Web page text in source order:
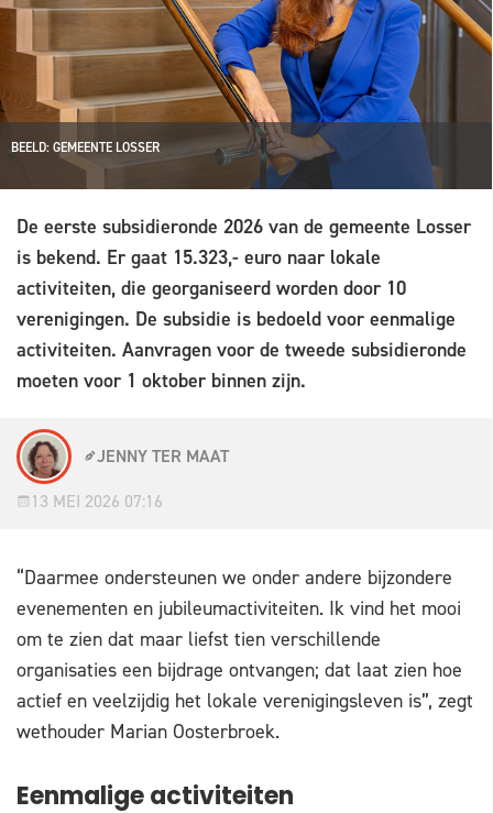
BEELD: GEMEENTE LOSSER
De eerste subsidieronde 2026 van de gemeente Losser
is bekend. Er gaat 15.323,- euro naar lokale
activiteiten, die georganiseerd worden door 10
verenigingen. De subsidie is bedoeld voor eenmalige
activiteiten. Aanvragen voor de tweede subsidieronde
moeten voor 1 oktober binnen zijn.
JENNY TER MAAT
13 MEI 2026 07:16
“Daarmee ondersteunen we onder andere bijzondere
evenementen en jubileumactiviteiten. Ik vind het mooi
om te zien dat maar liefst tien verschillende
organisaties een bijdrage ontvangen; dat laat zien hoe
actief en veelzijdig het lokale verenigingsleven is”, zegt
wethouder Marian Oosterbroek.
Eenmalige activiteiten